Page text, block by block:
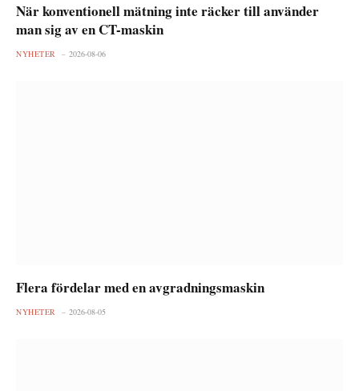
När konventionell mätning inte räcker till använder
man sig av en CT-maskin
NYHETER 2026-08-06
Flera fördelar med en avgradningsmaskin
NYHETER 2026-08-05